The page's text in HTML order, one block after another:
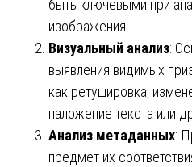
быть ключевыми при
изображения.
Визуальный анализ:
выявления видимых
как ретушировка,
наложение текста или
Анализ метаданных:
предмет их